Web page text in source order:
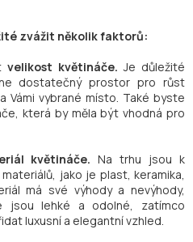
zvážit několik faktorů:
velikost květináče. Je důležité
dostatečný prostor pro růst
Vámi vybrané místo. Také byste
která by měla být vhodná pro
květináče. Na trhu jsou k
jako je plast, keramika,
má své výhody a nevýhody,
jsou lehké a odolné, zatímco
luxusní a elegantní vzhled.